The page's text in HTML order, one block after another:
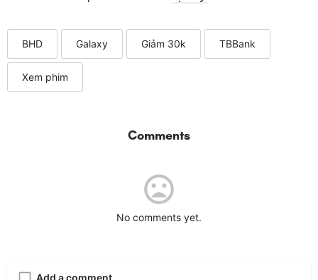
BHD Galaxy Giảm 30k TBBank
Xem phim
Comments
No comments yet.
Add a comment